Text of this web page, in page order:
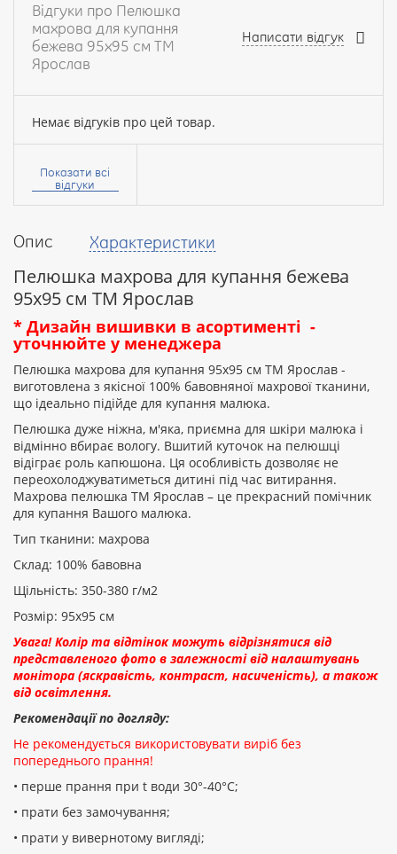
Опис Характеристики
Пелюшка махрова для купання бежева
95х95 см ТМ Ярослав
* Дизайн вишивки в асортименті -
уточнюйте у менеджера
Пелюшка махрова для купання 95х95 см ТМ Ярослав -
виготовлена з якісної 100% бавовняної махрової тканини,
що ідеально підійде для купання малюка.
Пелюшка дуже ніжна, м'яка, приємна для шкіри малюка і
відмінно вбирає вологу. Вшитий куточок на пелюшці
відіграє роль капюшона. Ця особливість дозволяє не
переохолоджуватиметься дитині під час витирання.
Махрова пелюшка ТМ Ярослав – це прекрасний помічник
для купання Вашого малюка.
Тип тканини: махрова
Склад: 100% бавовна
Щільність: 350-380 г/м2
Розмір: 95х95 см
Увага! Колір та відтінок можуть відрізнятися від
представленого фото в залежності від налаштувань
монітора (яскравість, контраст, насиченість), а також
від освітлення.
Рекомендації по догляду:
Не рекомендується використовувати виріб без
попереднього прання!
• перше прання при t води 30°-40°C;
• прати без замочування;
• прати у вивернотому вигляді;
Відгуки про Пелюшка
махрова для купання
бежева 95х95 см ТМ
Ярослав
Написати відгук
Немає відгуків про цей товар.
Ваше
Ваш
Рейтинг:
ПРОДОВЖИТИ
Показати всі
відгуки